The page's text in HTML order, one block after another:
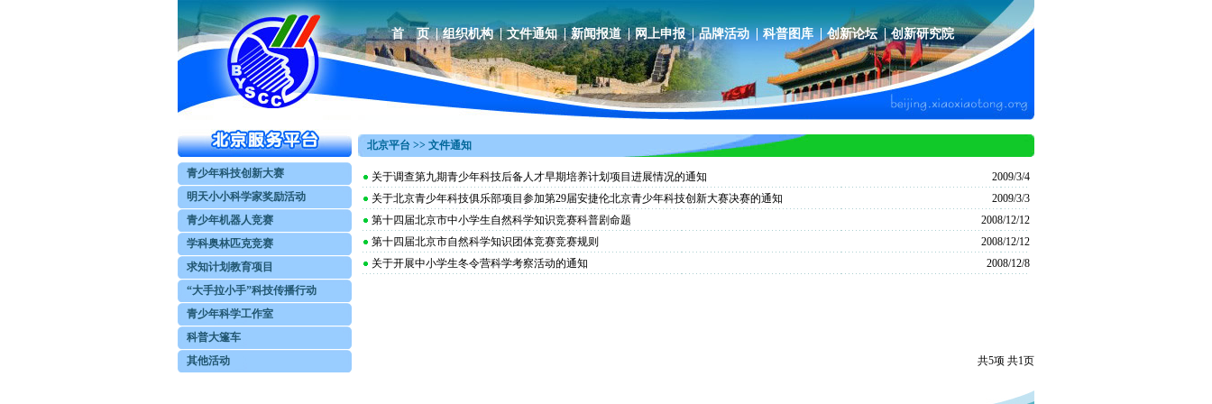
首 页 组织机构 文件通知 新闻报道 网上申报 品牌活动 科普图库 创新论坛 创新研究院
青少年科技创新大赛
明天小小科学家奖励活动
青少年机器人竞赛
学科奥林匹克竞赛
求知计划教育项目
“大手拉小手”科技传播行动
青少年科学工作室
科普大篷车
其他活动
北京平台 >> 文件通知
关于调查第九期青少年科技后备人才早期培养计划项目进展情况的通知
2009/3/4
关于北京青少年科技俱乐部项目参加第29届安捷伦北京青少年科技创新大赛决赛的通知
2009/3/3
第十四届北京市中小学生自然科学知识竞赛科普剧命题
2008/12/12
第十四届北京市自然科学知识团体竞赛竞赛规则
2008/12/12
关于开展中小学生冬令营科学考察活动的通知
2008/12/8
共5项 共1页